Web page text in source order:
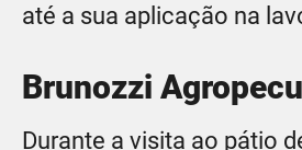
até a sua aplicação na
Brunozzi
Durante a visita ao pátio